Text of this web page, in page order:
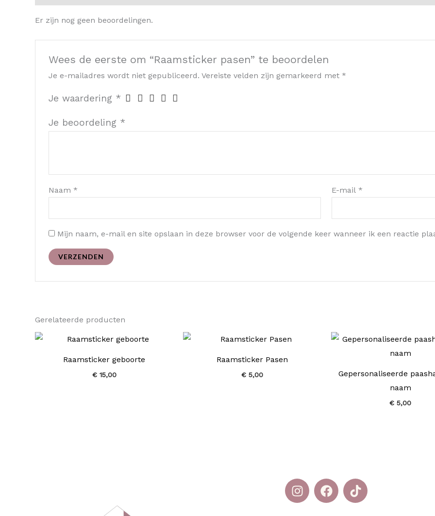
Er zijn nog geen beoordelingen.
Wees de eerste om “Raamsticker pasen” te beoordelen
Je e-mailadres wordt niet gepubliceerd. Vereiste velden zijn gemarkeerd met *
Je waardering *
Je beoordeling *
Naam * E-mail*
Mijn naam, e-mail en site opslaan in deze browser voor de volgende keer wanneer ik een reactie
Gerelateerde producten
Raamsticker geboorte
€15,00
Raamsticker Pasen
€ 5,00
Gepersonaliseerde
naam
€ 5,00
I
n
F
a
T
i